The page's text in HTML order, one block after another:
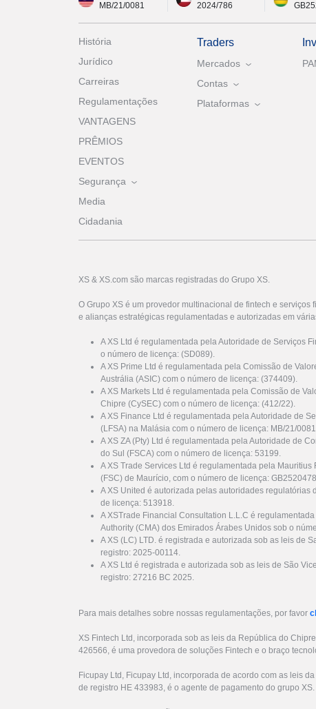
MB/21/0081
2024/786
História
Jurídico
Carreiras
Regulamentações
VANTAGENS
PRÊMIOS
EVENTOS
Segurança
Media
Cidadania
Traders
Mercados
Contas
Plataformas
XS & XS.com são marcas registradas do Grupo XS.
O Grupo XS é um provedor multinacional de fintech e serviços
e alianças estratégicas regulamentadas e autorizadas em
A XS Ltd é regulamentada pela Autoridade de Serviços
o número de licença: (SD089).
A XS Prime Ltd é regulamentada pela Comissão de
Austrália (ASIC) com o número de licença: (374409).
A XS Markets Ltd é regulamentada pela Comissão de
Chipre (CySEC) com o número de licença: (412/22).
A XS Finance Ltd é regulamentada pela Autoridade de
(LFSA) na Malásia com o número de licença: MB/21/
A XS ZA (Pty) Ltd é regulamentada pela Autoridade de
do Sul (FSCA) com o número de licença: 53199.
A XS Trade Services Ltd é regulamentada pela
(FSC) de Maurício, com o número de licença:
A XS United é autorizada pelas autoridades regulatórias
de licença: 513918.
A XSTrade Financial Consultation L.L.C é
Authority (CMA) dos Emirados Árabes Unidos sob o
A XS (LC) LTD. é registrada e autorizada sob as leis de
registro: 2025-00114.
A XS Ltd é registrada e autorizada sob as leis de São
registro: 27216 BC 2025.
Para mais detalhes sobre nossas regulamentações, por favor
XS Fintech Ltd, incorporada sob as leis da República do
426566, é uma provedora de soluções Fintech e o braço
Ficupay Ltd, Ficupay Ltd, incorporada de acordo com as leis
de registro HE 433983, é o agente de pagamento do grupo XS.